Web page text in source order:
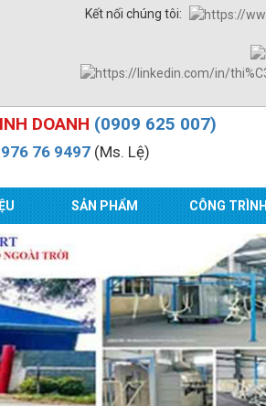
Kết nối chúng tôi:
DOANH (0909 625 007)
76 9497(Ms. Lệ)
SẢN PHẨM CÔNG TRÌNH